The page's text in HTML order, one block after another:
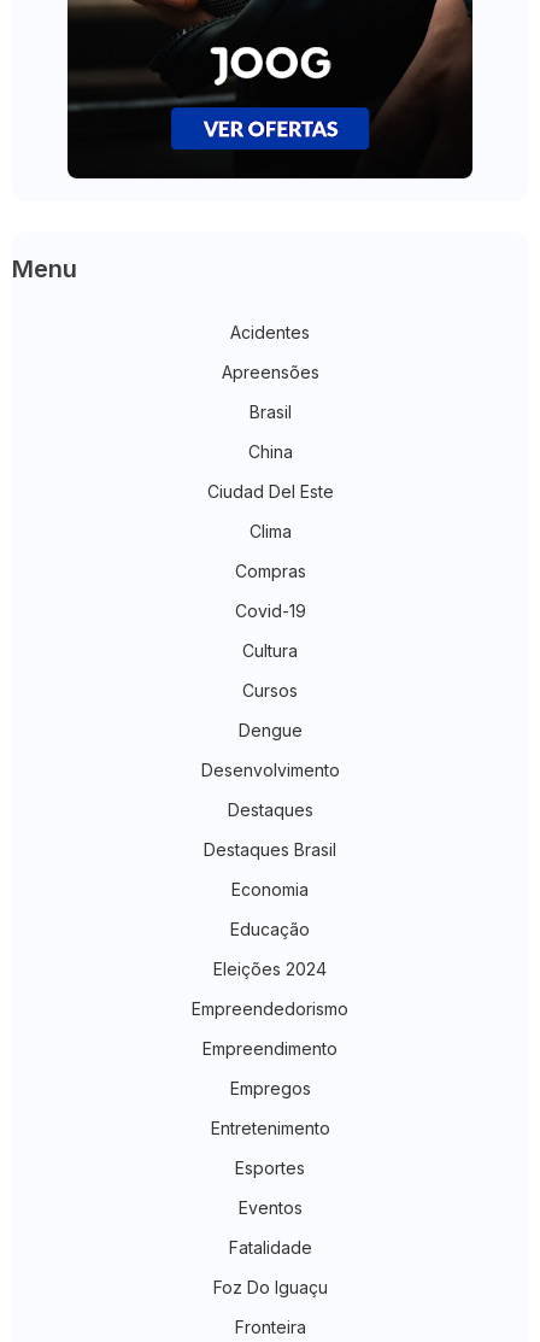
Menu
Acidentes
Apreensões
Brasil
China
Ciudad Del Este
Clima
Compras
Covid-19
Cultura
Cursos
Dengue
Desenvolvimento
Destaques
Destaques Brasil
Economia
Educação
Eleições 2024
Empreendedorismo
Empreendimento
Empregos
Entretenimento
Esportes
Eventos
Fatalidade
Foz Do Iguaçu
Fronteira